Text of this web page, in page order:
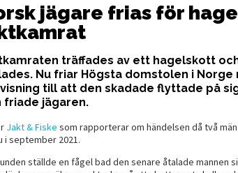
jägare frias för
träffades av ett hagelskott
Nu friar Högsta domstolen i Norge
till att den skadade flyttade på
friade jägaren.
Jakt & Fiske som rapporterar om händelsen då två
i september 2021.
ställde en fågel bad den senare åtalade mannen
Ull på modet
och